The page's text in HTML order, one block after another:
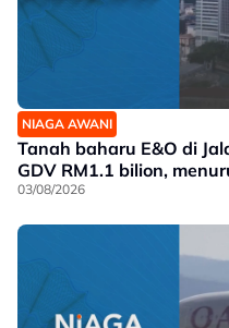
NIAGA AWANI
Tanah baharu E&O di
GDV RM1.1 bilion,
03/08/2026